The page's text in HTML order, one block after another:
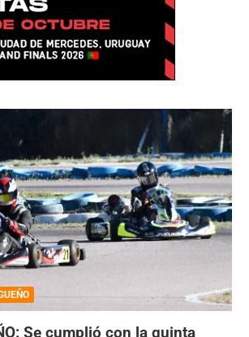
Se cumplió con la quinta